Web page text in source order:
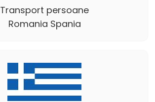
Transport persoane
Romania Spania